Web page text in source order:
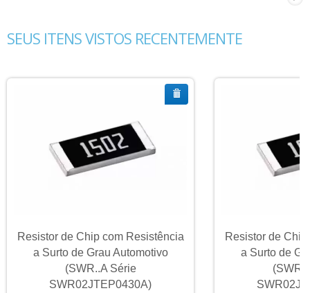
SEUS ITENS VISTOS RECENTEMENTE
Resistor de Chip com Resistência
a Surto de Grau Automotivo
(SWR..A Série
SWR02JTEP0430A)
Resistor de
a Surto de